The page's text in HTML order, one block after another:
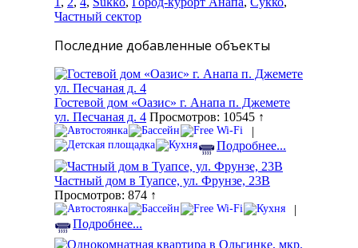
Частный сектор
Последние добавленные объекты
Гостевой дом «Оазис» г. Анапа п. Джемете
ул. Песчаная д. 4 Просмотров: 10545 ↑
|
Подробнее...
Частный дом в Туапсе, ул. Фрунзе, 23В
Просмотров: 874 ↑
|
Подробнее...